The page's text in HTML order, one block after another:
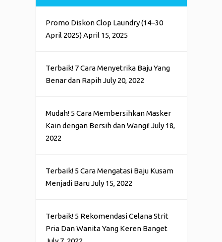
Promo Diskon Clop Laundry (14–30
April 2025) April 15, 2025
Terbaik! 7 Cara Menyetrika Baju Yang
Benar dan Rapih July 20, 2022
Mudah! 5 Cara Membersihkan Masker
Kain dengan Bersih dan Wangi! July 18,
2022
Terbaik! 5 Cara Mengatasi Baju Kusam
Menjadi Baru July 15, 2022
Terbaik! 5 Rekomendasi Celana Strit
Pria Dan Wanita Yang Keren Banget